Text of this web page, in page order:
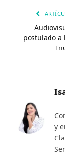
postulado a
y